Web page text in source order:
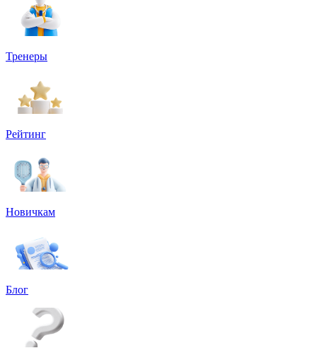
Тренеры
Рейтинг
Новичкам
Блог